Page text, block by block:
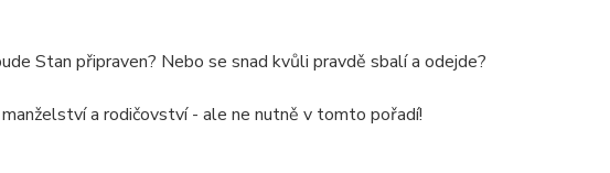
Stan připraven? Nebo se snad kvůli pravdě sbalí a odejde?
a rodičovství - ale ne nutně v tomto pořadí!